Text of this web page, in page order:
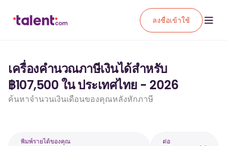
ลงชื่อเข้าใช้
เครื่องคำนวณภาษีเงินได้สำหรับ
฿107,500 ใน ประเทศไทย - 2026
ค้นหาจำนวนเงินเดือนของคุณหลังหักภาษี
พิมพ์รายได้ของคุณ ต่อ